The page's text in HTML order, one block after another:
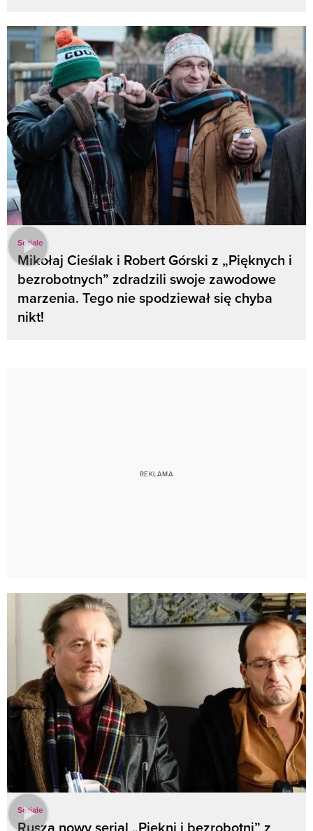
Seriale
Mikołaj Cieślak i Robert Górski z „Pięknych i
bezrobotnych” zdradzili swoje zawodowe
marzenia. Tego nie spodziewał się chyba
nikt!
Seriale